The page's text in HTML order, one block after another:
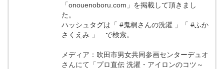
「onouenoboru.com」を掲載して頂きまし
た。
ハッシュタグは「 #鬼桐さんの洗濯 」「 #ふか
さくえみ 」 で検索。
メディア：吹田市男女共同参画センターデュオ
さんにて「プロ直伝 洗濯・アイロンのコツ～